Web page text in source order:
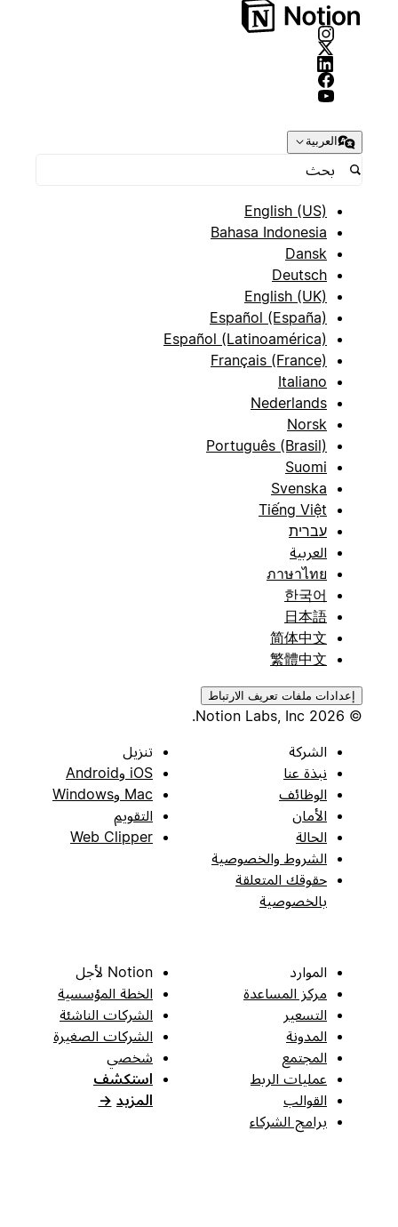
العربية
English (US)
Bahasa Indonesia
Dansk
Deutsch
English (UK)
Español (España)
Español (Latinoamérica)
Français (France)
Italiano
Nederlands
Norsk
Português (Brasil)
Suomi
Svenska
Tiếng Việt
עברית
العربية
ภาษาไทย
한국어
日本語
简体中文
繁體中文
إعدادات ملفات تعريف الارتباط
الشركة
نبذة عنا
الوظائف
الأمان
الحالة
الشروط والخصوصية
حقوقك المتعلقة
بالخصوصية
تنزيل
iOS وAndroid
Mac وWindows
التقويم
Web Clipper
الموارد
مركز المساعدة
التسعير
المدونة
المجتمع
عمليات الربط
القوالب
برامج الشركاء
Notion لأجل
الخطة المؤسسية
الشركات الناشئة
الشركات الصغيرة
شخصي
استكشف
المزيد →